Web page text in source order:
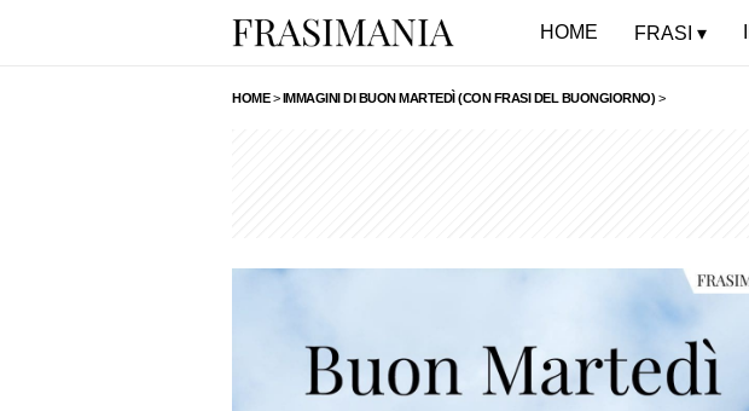
HOME FRASI
HOME>IMMAGINI DI BUON MARTEDÌ (CON FRASI DEL BUONGIORNO) >